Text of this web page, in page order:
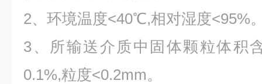
2、环境温度<40℃,相对湿度<95%
3、所输送介质中固体颗粒体积
0.1%,粒度<0.2mm。